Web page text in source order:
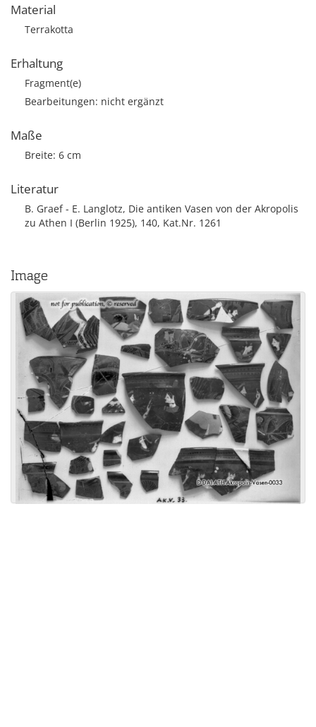
Material
Terrakotta
Erhaltung
Fragment(e)
Bearbeitungen: nicht ergänzt
Maße
Breite: 6 cm
Literatur
B. Graef - E. Langlotz, Die antiken Vasen von der Akropolis
zu Athen I (Berlin 1925), 140, Kat.Nr. 1261
Image